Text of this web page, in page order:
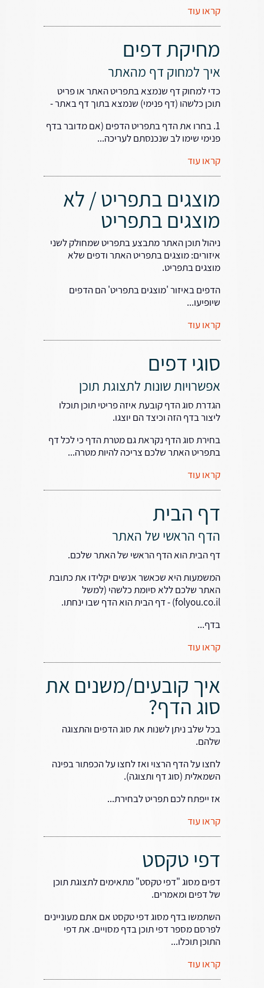
קראו עוד
מחיקת דפים
איך למחוק דף מהאתר
כדי למחוק דף שנמצא בתפריט האתר או פריט
תוכן כלשהו (דף פנימי) שנמצא בתוך דף באתר -
1. בחרו את הדף בתפריט הדפים (אם מדובר בדף
פנימי שימו לב שנכנסתם לעריכה...
קראו עוד
מוצגים בתפריט / לא
מוצגים בתפריט
ניהול תוכן האתר מתבצע בתפריט שמחולק לשני
איזורים: מוצגים בתפריט האתר ודפים שלא
מוצגים בתפריט.
הדפים באיזור 'מוצגים בתפריט' הם הדפים
שיופיעו...
קראו עוד
סוגי דפים
אפשרויות שונות לתצוגת תוכן
הגדרת סוג הדף קובעת איזה פריטי תוכן תוכלו
ליצור בדף הזה וכיצד הם יוצגו.
בחירת סוג הדף נקראת גם מטרת הדף כי לכל דף
בתפריט האתר שלכם צריכה להיות מטרה...
קראו עוד
דף הבית
הדף הראשי של האתר
דף הבית הוא הדף הראשי של האתר שלכם.
המשמעות היא שכאשר אנשים יקלידו את כתובת
האתר שלכם ללא סיומת כלשהי (למשל
folyou.co.il) - דף הבית הוא הדף שבו ינחתו.
בדף...
קראו עוד
איך קובעים/משנים את
סוג הדף?
בכל שלב ניתן לשנות את סוג הדפים והתצוגה
שלהם.
לחצו על הדף הרצוי ואז לחצו על הכפתור בפינה
השמאלית (סוג דף ותצוגה).
אז ייפתח לכם תפריט לבחירת...
קראו עוד
דפי טקסט
דפים מסוג "דפי טקסט" מתאימים לתצוגת תוכן
של דפים ומאמרים.
השתמשו בדף מסוג דפי טקסט אם אתם מעוניינים
לפרסם מספר דפי תוכן בדף מסויים. את דפי
התוכן תוכלו...
קראו עוד